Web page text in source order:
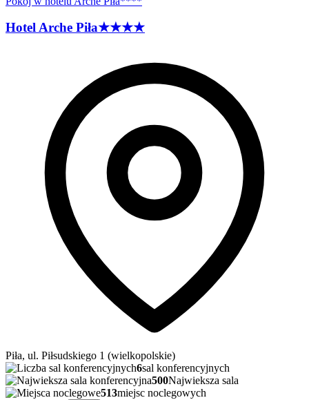
Hotel Arche Piła★★★★
Piła, ul. Piłsudskiego 1 (wielkopolskie)
6sal konferencyjnych
500Najwieksza sala
513miejsc noclegowych